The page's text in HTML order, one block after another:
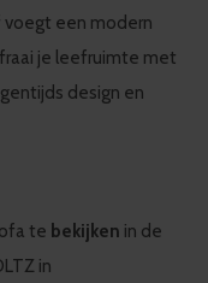
een modern
je leefruimte met
design en
te bekijken in de
in